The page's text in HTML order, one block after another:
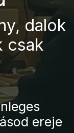
dalok
csak
ereje